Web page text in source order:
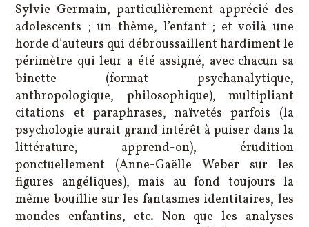
Sylvie Germain, particulièrement apprécié des
adolescents ; un thème, l’enfant ; et voilà une
horde d’auteurs qui débroussaillent hardiment le
périmètre qui leur a été assigné, avec chacun sa
binette (format psychanalytique,
anthropologique, philosophique), multipliant
citations et paraphrases, naïvetés parfois (la
psychologie aurait grand intérêt à puiser dans la
littérature, apprend-on), érudition
ponctuellement (Anne-Gaëlle Weber sur les
figures angéliques), mais au fond toujours la
même bouillie sur les fantasmes identitaires, les
mondes enfantins, etc. Non que les analyses